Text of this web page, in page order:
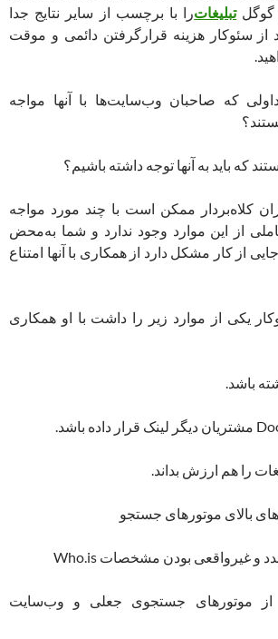
گوگلتبلیغاترا با برچسب از سایر نتایج جدا
از سئوکار هزینه قرارگرفتن دائمی و موقت
که صاحبان وب‌سایت‌ها با آنها مواجه
که باید به آنها توجه داشته باشیم؟
کلاه‌بردار ممکن است با چند مورد مواجه
از این موارد وجود ندارد و شما به‌محض
از کار مشکل دارد از همکاری با آنها امتناع
یکی از موارد زیر را داشت با او همکاری
از موتورهای جستجوی جعلی و وب‌سایت